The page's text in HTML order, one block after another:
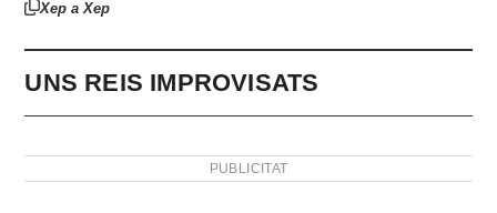
Xep a Xep
UNS REIS IMPROVISATS
PUBLICITAT